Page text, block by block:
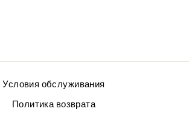
Условия обслуживания
Политика возврата